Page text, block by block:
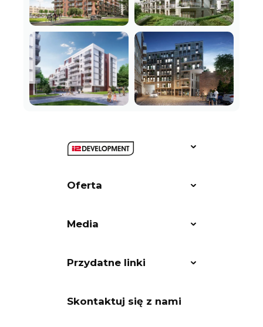
Oferta
Media
Przydatne linki
Skontaktuj się z nami